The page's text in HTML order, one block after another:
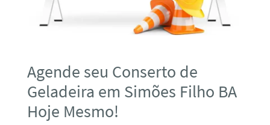
Agende seu Conserto de
Geladeira em Simões Filho BA
Hoje Mesmo!